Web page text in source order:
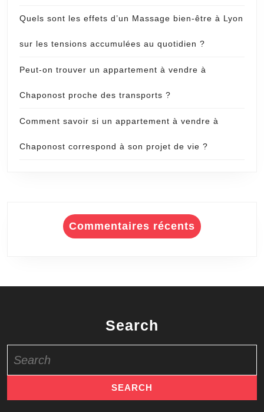
Quels sont les effets d’un Massage bien-être à Lyon
sur les tensions accumulées au quotidien ?
Peut-on trouver un appartement à vendre à
Chaponost proche des transports ?
Comment savoir si un appartement à vendre à
Chaponost correspond à son projet de vie ?
Commentaires récents
Search
for: